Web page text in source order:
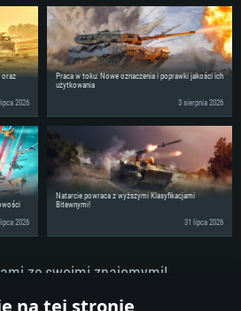
na tej stronie
oraz
2026
Praca w toku: Nowe oznaczenia i poprawki jakości ich
użytkowania
3 sierpnia 2026
2026
Natarcie powraca z wyższymi Klasyfikacjami
Bitewnymi!
31 lipca 2026
ze swoimi znajomymi!